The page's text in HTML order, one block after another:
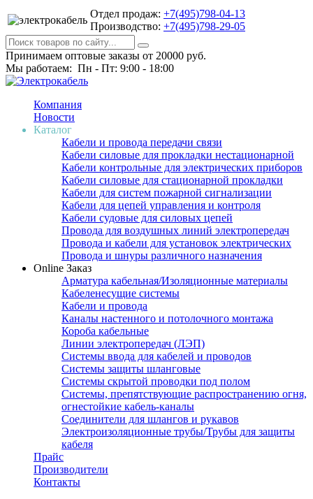
Отдел продаж: +7(495)798-04-13
Производство: +7(495)798-29-05
Принимаем оптовые заказы от 20000 руб.
Мы работаем: Пн - Пт: 9:00 - 18:00
Компания
Новости
Каталог
Кабели и провода передачи связи
Кабели силовые для прокладки нестационарной
Кабели контрольные для электрических приборов
Кабели силовые для стационарной прокладки
Кабели для систем пожарной сигнализации
Кабели для цепей управления и контроля
Кабели судовые для силовых цепей
Провода для воздушных линий электропередач
Провода и кабели для установок электрических
Провода и шнуры различного назначения
Online Заказ
Арматура кабельная/Изоляционные материалы
Кабеленесущие системы
Кабели и провода
Каналы настенного и потолочного монтажа
Короба кабельные
Линии электропередач (ЛЭП)
Системы ввода для кабелей и проводов
Системы защиты шланговые
Системы скрытой проводки под полом
Системы, препятствующие распространению огня,
огнестойкие кабель-каналы
Соединители для шлангов и рукавов
Электроизоляционные трубы/Трубы для защиты
кабеля
Прайс
Производители
Контакты